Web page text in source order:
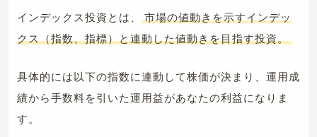
インデックス投資とは、
市場の値動きを示すインデッ
クス（指数、指標）と連動した値動きを目指す投資。
具体的には以下の指数に連動して株価が決まり、運用成
績から手数料を引いた運用益があなたの利益になりま
す。